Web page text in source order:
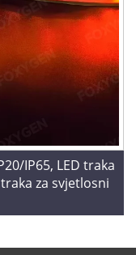
IP65, LED traka
za svjetlosni